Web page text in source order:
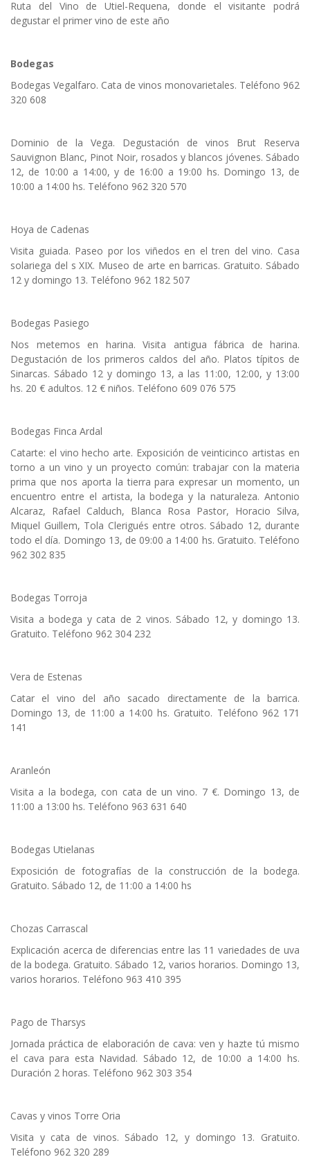
Ruta del Vino de Utiel-Requena, donde el visitante podrá
degustar el primer vino de este año
Bodegas
Bodegas Vegalfaro. Cata de vinos monovarietales. Teléfono 962
320 608
Dominio de la Vega. Degustación de vinos Brut Reserva
Sauvignon Blanc, Pinot Noir, rosados y blancos jóvenes. Sábado
12, de 10:00 a 14:00, y de 16:00 a 19:00 hs. Domingo 13, de
10:00 a 14:00 hs. Teléfono 962 320 570
Hoya de Cadenas
Visita guiada. Paseo por los viñedos en el tren del vino. Casa
solariega del s XIX. Museo de arte en barricas. Gratuito. Sábado
12 y domingo 13. Teléfono 962 182 507
Bodegas Pasiego
Nos metemos en harina. Visita antigua fábrica de harina.
Degustación de los primeros caldos del año. Platos típitos de
Sinarcas. Sábado 12 y domingo 13, a las 11:00, 12:00, y 13:00
hs. 20 € adultos. 12 € niños. Teléfono 609 076 575
Bodegas Finca Ardal
Catarte: el vino hecho arte. Exposición de veinticinco artistas en
torno a un vino y un proyecto común: trabajar con la materia
prima que nos aporta la tierra para expresar un momento, un
encuentro entre el artista, la bodega y la naturaleza. Antonio
Alcaraz, Rafael Calduch, Blanca Rosa Pastor, Horacio Silva,
Miquel Guillem, Tola Clerigués entre otros. Sábado 12, durante
todo el día. Domingo 13, de 09:00 a 14:00 hs. Gratuito. Teléfono
962 302 835
Bodegas Torroja
Visita a bodega y cata de 2 vinos. Sábado 12, y domingo 13.
Gratuito. Teléfono 962 304 232
Vera de Estenas
Catar el vino del año sacado directamente de la barrica.
Domingo 13, de 11:00 a 14:00 hs. Gratuito. Teléfono 962 171
141
Aranleón
Visita a la bodega, con cata de un vino. 7 €. Domingo 13, de
11:00 a 13:00 hs. Teléfono 963 631 640
Bodegas Utielanas
Exposición de fotografías de la construcción de la bodega.
Gratuito. Sábado 12, de 11:00 a 14:00 hs
Chozas Carrascal
Explicación acerca de diferencias entre las 11 variedades de uva
de la bodega. Gratuito. Sábado 12, varios horarios. Domingo 13,
varios horarios. Teléfono 963 410 395
Pago de Tharsys
Jornada práctica de elaboración de cava: ven y hazte tú mismo
el cava para esta Navidad. Sábado 12, de 10:00 a 14:00 hs.
Duración 2 horas. Teléfono 962 303 354
Cavas y vinos Torre Oria
Visita y cata de vinos. Sábado 12, y domingo 13. Gratuito.
Teléfono 962 320 289